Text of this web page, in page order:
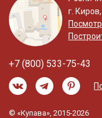
г.
+7 (800) 533-75-43
© «Купава», 2015-2026